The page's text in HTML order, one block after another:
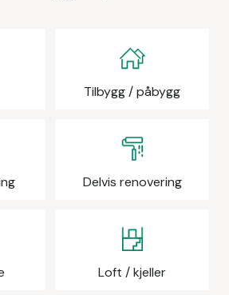
Tilbygg / påbygg
Delvis renovering
Loft / kjeller